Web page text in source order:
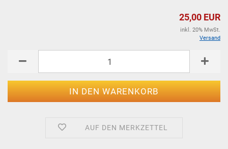
25,00 EUR
inkl. 20% MwSt.
Versand
AUF DEN MERKZETTEL